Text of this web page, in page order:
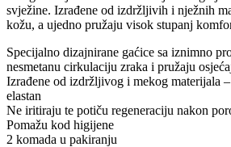
svježine. Izrađene od izdržljivih i nježnih
kožu, a ujedno pružaju visok stupanj
Specijalno dizajnirane gaćice sa iznimno
nesmetanu cirkulaciju zraka i pružaju
Izrađene od izdržljivog i mekog materijala
elastan
Ne iritiraju te potiču regeneraciju nakon
Pomažu kod higijene
2 komada u pakiranju